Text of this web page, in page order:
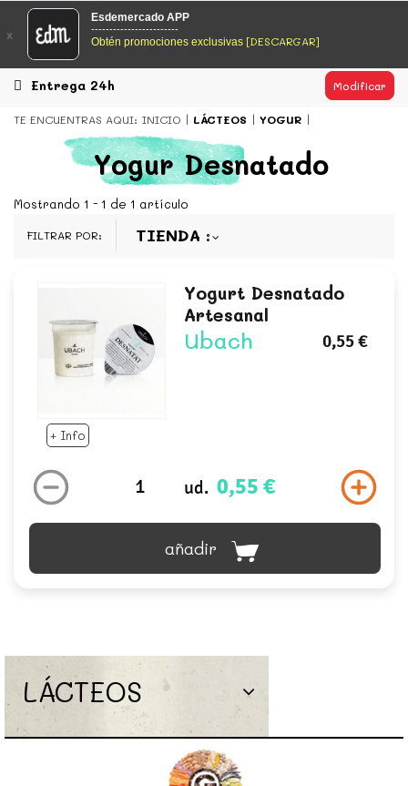
EsDeMercado.com
EsDeMercado.com
los mejores mercados de Barcelona y de productores
locales.
EsDeMercado.com
EsDeMercado.comte lleva a casa los mejores productos de
los mejores mercados de Barcelona y de productores
x
Esdemercado APP
------------------------
Obtén promociones exclusivas [DESCARGAR]
Entrega 24h Modificar
TE ENCUENTRAS AQUI: INICIO LÁCTEOS YOGUR
Yogur Desnatado
Mostrando 1 - 1 de 1 artículo
FILTRAR POR: TIENDA
+ Info
Yogurt Desnatado
Artesanal
Ubach 0,55 €
ud. 0,55 €
añadir
LÁCTEOS